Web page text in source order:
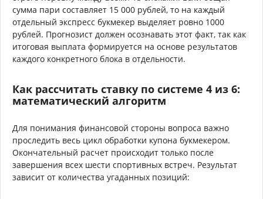
сумма пари составляет 15 000 рублей, то на каждый
отдельный экспресс букмекер выделяет ровно 1000
рублей. Прогнозист должен осознавать этот факт, так как
итоговая выплата формируется на основе результатов
каждого конкретного блока в отдельности.
Как рассчитать ставку по системе 4 из 6:
математический алгоритм
Для понимания финансовой стороны вопроса важно
проследить весь цикл обработки купона букмекером.
Окончательный расчет происходит только после
завершения всех шести спортивных встреч. Результат
зависит от количества угаданных позиций: